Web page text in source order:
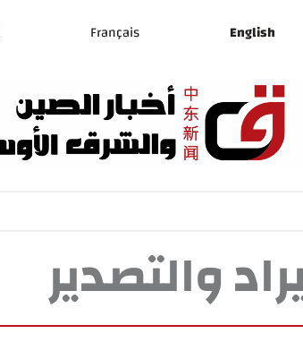
English
Français
والتصدير